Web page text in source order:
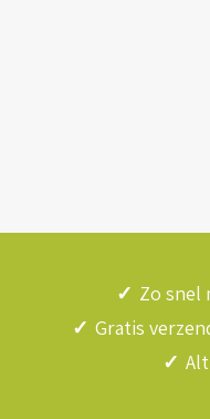
✓ Zo snel
✓ Gratis
✓